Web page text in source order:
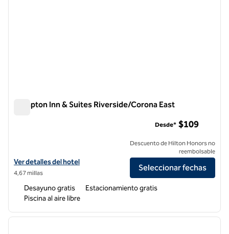
Hampton Inn & Suites Riverside/Corona East
Ver detalles del hotel Hampton Inn & Suites Riverside/Corona East
Ver detalles del hotel
4,67 millas
Desde* $109
Descuento de Hilton Honors no
reembolsable
Seleccionar fechas
Desayuno gratis
Estacionamiento gratis
Piscina al aire libre
1 de 12